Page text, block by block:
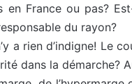
en France ou pas?
du rayon?
a rien d’indigne! Le
dans la démarche?